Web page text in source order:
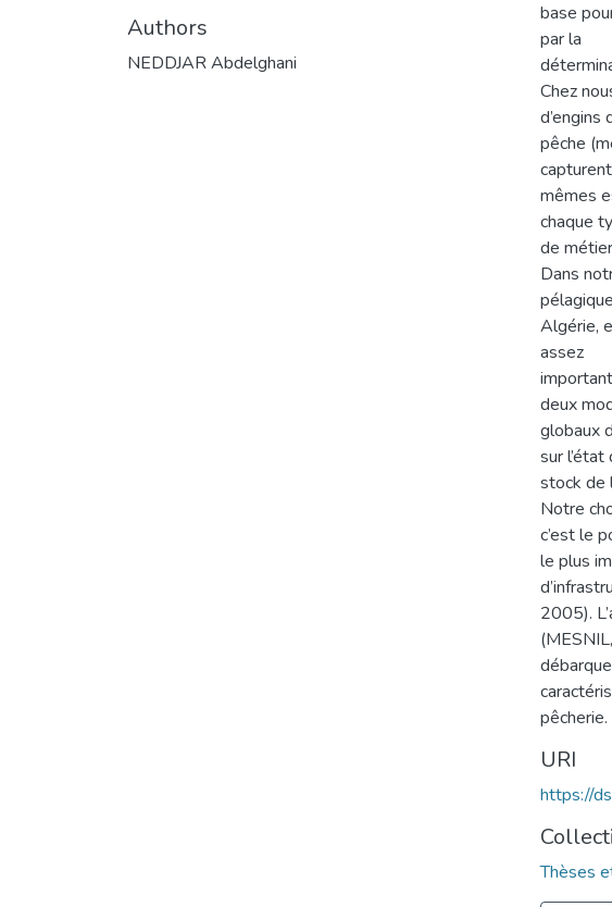
Authors
NEDDJAR Abdelghani
base
par la
Chez
d’engins
pêche
mêmes
chaque
de
Dans
Algérie,
assez
deux
globaux
sur l’état
stock de
Notre
c’est le
le plus
2005).
pêcherie.
URI
https://
Thèses